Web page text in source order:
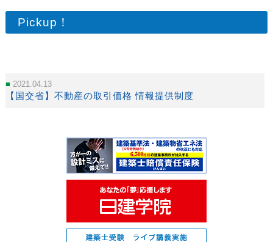
Pickup！
2021.04.13
【国交省】不動産の取引価格 情報提供制度